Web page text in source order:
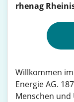
rhenag
Willkommen
Energie AG.
Menschen